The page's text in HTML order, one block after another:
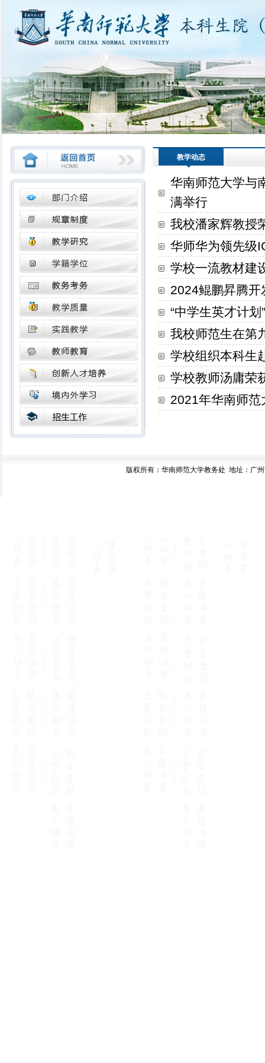
教学动态
华南师范大学与
满举行
我校潘家辉教授
华师华为领先级
学校一流教材建
2024鲲鹏昇腾
“中学生英才计
我校师范生在第
学校组织本科生
学校教师汤庸荣
2021年华南师
版权所有：华南师范大学教务处 地址：广